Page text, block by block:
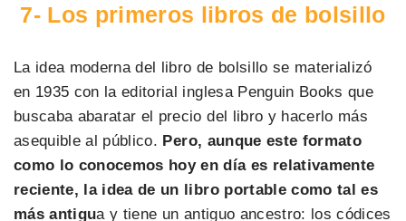
7- Los primeros libros de bolsillo
La idea moderna del libro de bolsillo se materializó
en 1935 con la editorial inglesa Penguin Books que
buscaba abaratar el precio del libro y hacerlo más
asequible al público. Pero, aunque este formato
como lo conocemos hoy en día es relativamente
reciente, la idea de un libro portable como tal es
más antigua y tiene un antiguo ancestro: los códices